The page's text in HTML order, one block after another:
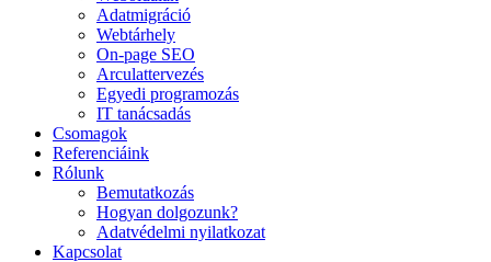
Adatmigráció
Webtárhely
On-page SEO
Arculattervezés
Egyedi programozás
IT tanácsadás
Csomagok
Referenciáink
Rólunk
Bemutatkozás
Hogyan dolgozunk?
Adatvédelmi nyilatkozat
Kapcsolat